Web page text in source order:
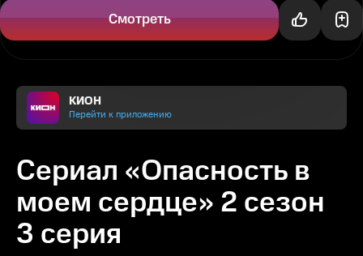
Смотреть
КИОН
Перейти к приложению
Сериал «Опасность в
моем сердце» 2 сезон
3 серия